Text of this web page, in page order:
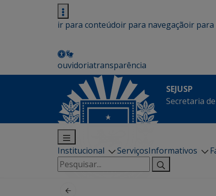
ir para conteúdoir para navegaçãoir para
ouvidoriatransparência
SEJUSP
Secretaria
Institucional ServiçosInformativos
Pesquisar
por: